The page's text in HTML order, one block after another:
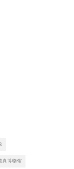
真博物馆